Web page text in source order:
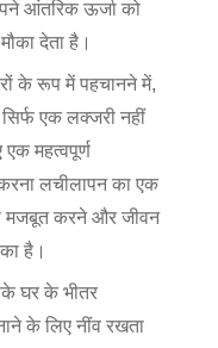
आंतरिक ऊर्जा को
देता है।
के रूप में पहचानने में,
सिर्फ एक लक्जरी नहीं
एक महत्वपूर्ण
लचीलापन का एक
मजबूत करने और जीवन
है।
घर के भीतर
के लिए नींव रखता